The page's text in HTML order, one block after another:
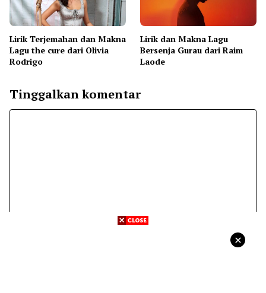
Lirik Terjemahan dan Makna
Lagu the cure dari Olivia
Rodrigo
Lirik dan Makna Lagu
Bersenja Gurau dari Raim
Laode
Tinggalkan komentar